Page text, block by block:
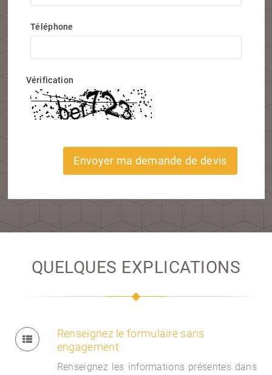
Téléphone
Vérification
Envoyer ma demande de devis
QUELQUES EXPLICATIONS
Renseignez le formulaire sans
engagement
Renseignez les informations présentes dans